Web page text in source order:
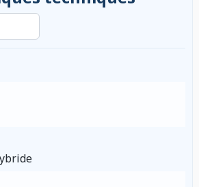
caractéristiques